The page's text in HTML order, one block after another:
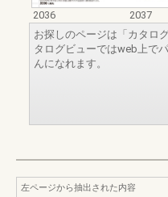
2036
2037
お探しのページは「カタロ
タログビューではweb上で
んになれます。
左ページから抽出された内容